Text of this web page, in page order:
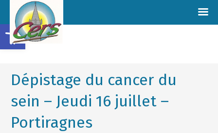
Dépistage du cancer du
sein – Jeudi 16 juillet –
Portiragnes
Ouvrir la barre d’outils